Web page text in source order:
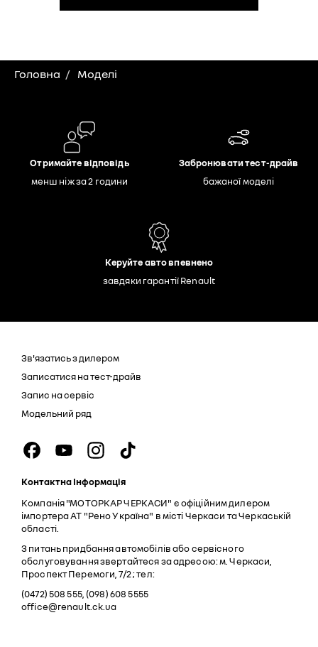
Головна Моделі
Отримайте відповідь
менш ніж за 2 години
Забронювати тест-драйв
бажаної моделі
Керуйте авто впевнено
завдяки гарантії Renault
Зв'язатись з дилером
Записатися на тест-драйв
Запис на сервіс
Модельний ряд
Контактна Інформація
Компанія "МОТОРКАР ЧЕРКАСИ" є офіційним дилером
імпортера АТ "Рено Україна" в місті Черкаси та Черкаській
області.
З питань придбання автомобілів або сервісного
обслуговування звертайтеся за адресою: м. Черкаси,
Проспект Перемоги, 7/2 ; тел:
(0472) 508 555, (098) 608 5555
office@renault.ck.ua